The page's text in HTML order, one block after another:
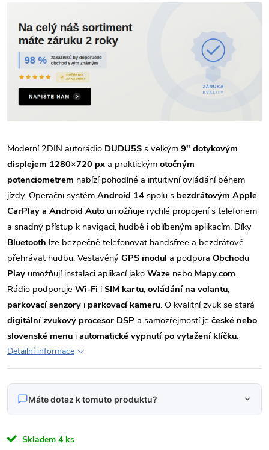
Moderní 2DIN autorádio DUDU5S s velkým 9" dotykovým
displejem 1280×720 px a praktickým otočným
potenciometrem nabízí pohodlné a intuitivní ovládání během
jízdy. Operační systém Android 14 spolu s bezdrátovým Apple
CarPlay a Android Auto umožňuje rychlé propojení s telefonem
a snadný přístup k navigaci, hudbě i oblíbeným aplikacím. Díky
Bluetooth lze bezpečně telefonovat handsfree a bezdrátově
přehrávat hudbu. Vestavěný GPS modul a podpora Obchodu
Play umožňují instalaci aplikací jako Waze nebo Mapy.com.
Rádio podporuje Wi-Fi i SIM kartu, ovládání na volantu,
parkovací senzory i parkovací kameru. O kvalitní zvuk se stará
digitální zvukový procesor DSP a samozřejmostí je české nebo
slovenské menu i automatické vypnutí po vytažení klíčku.
Detailní informace
Máte dotaz k tomuto produktu?
Napište nám svůj dotaz
Skladem 4 ks